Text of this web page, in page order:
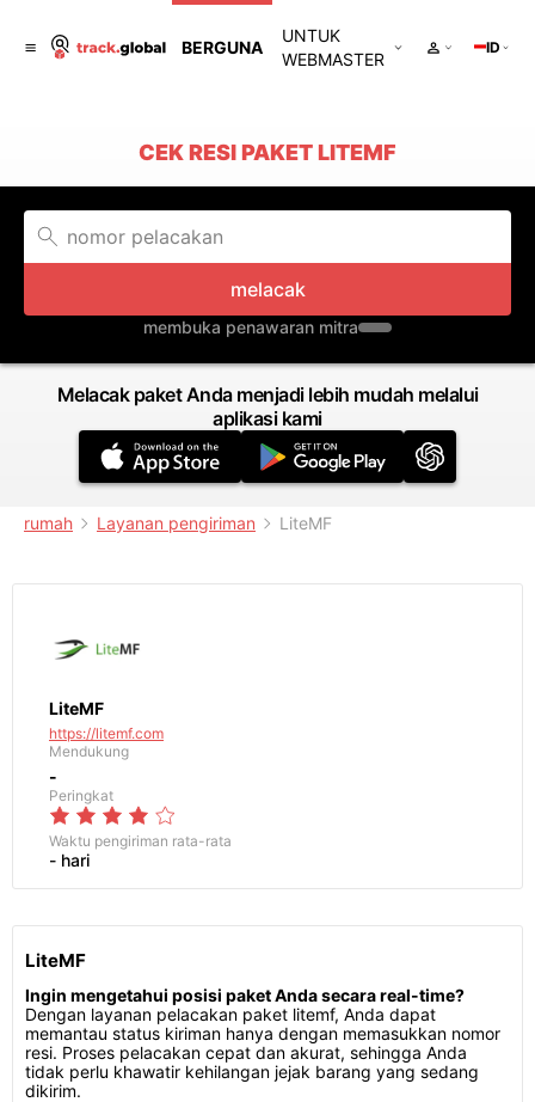
BERGUNA
UNTUK
WEBMASTER
ID
CEK RESI PAKET LITEMF
melacak
membuka penawaran mitra
Melacak paket Anda menjadi lebih mudah melalui
aplikasi kami
rumah Layanan pengiriman LiteMF
LiteMF
https://litemf.com
Mendukung
-
Peringkat
Waktu pengiriman rata-rata
- hari
LiteMF
Ingin mengetahui posisi paket Anda secara real-time?
Dengan layanan pelacakan paket litemf, Anda dapat
memantau status kiriman hanya dengan memasukkan nomor
resi. Proses pelacakan cepat dan akurat, sehingga Anda
tidak perlu khawatir kehilangan jejak barang yang sedang
dikirim.